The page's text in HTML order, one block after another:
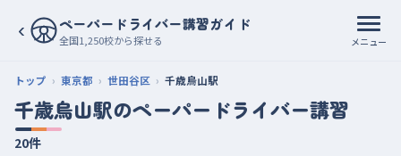
‹ ペーパードライバー講習ガイド
全国1,250校から探せる メニュー
トップ 東京都 世田谷区 千歳烏山駅
千歳烏山駅のペーパードライバー講習
20件